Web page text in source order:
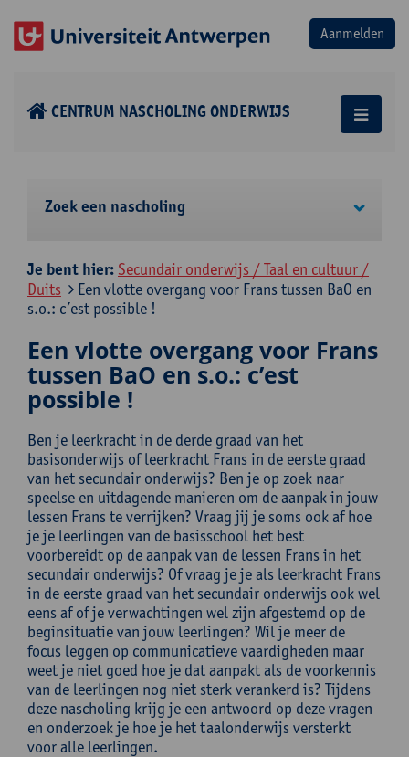
CENTRUM NASCHOLING ONDERWIJS
Zoek een nascholing
Je bent hier: Secundair onderwijs / Taal en cultuur /
Duits
Een vlotte overgang voor Frans tussen BaO en
s.o.: c’est possible !
Een vlotte overgang voor Frans
tussen BaO en s.o.: c’est
possible !
Ben je leerkracht in de derde graad van het
basisonderwijs of leerkracht Frans in de eerste graad
van het secundair onderwijs? Ben je op zoek naar
speelse en uitdagende manieren om de aanpak in jouw
lessen Frans te verrijken? Vraag jij je soms ook af hoe
je je leerlingen van de basisschool het best
voorbereidt op de aanpak van de lessen Frans in het
secundair onderwijs? Of vraag je je als leerkracht Frans
in de eerste graad van het secundair onderwijs ook wel
eens af of je verwachtingen wel zijn afgestemd op de
beginsituatie van jouw leerlingen? Wil je meer de
focus leggen op communicatieve vaardigheden maar
weet je niet goed hoe je dat aanpakt als de voorkennis
van de leerlingen nog niet sterk verankerd is? Tijdens
deze nascholing krijg je een antwoord op deze vragen
en onderzoek je hoe je het taalonderwijs versterkt
voor alle leerlingen.